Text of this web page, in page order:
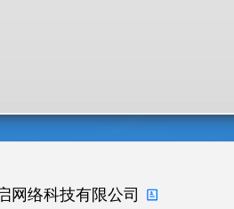
网络科技有限公司